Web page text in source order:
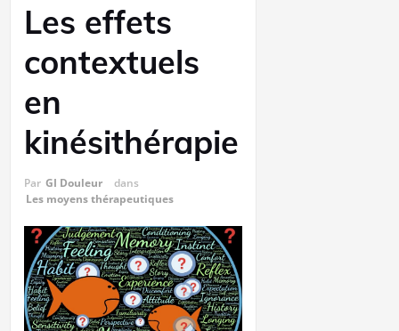
Les effets
contextuels
en
kinésithérapie
Par GI Douleur
dans
Les moyens thérapeutiques